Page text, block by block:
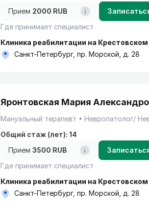
Прием 2000 RUB
Где принимает специалист
Клиника реабилитации на Крестовском
Санкт-Петербург, пр. Морской, д. 28
Яронтовская Мария
Мануальный терапевт Невропатолог/
Общий стаж (лет): 14
Прием 3500 RUB
Где принимает специалист
Клиника реабилитации на Крестовском
Санкт-Петербург, пр. Морской, д. 28